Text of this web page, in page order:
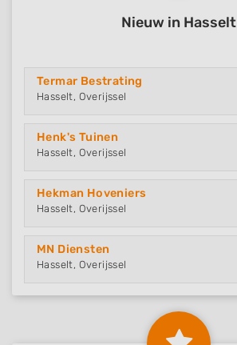
Nieuw in Hasselt
Termar Bestrating
Hasselt, Overijssel
Henk's Tuinen
Hasselt, Overijssel
Hekman Hoveniers
Hasselt, Overijssel
MN Diensten
Hasselt, Overijssel